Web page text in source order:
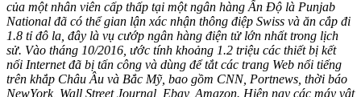
của một nhân viên cấp thấp tại một ngân hàng Ấn Độ là Punjab
National đã có thể gian lận xác nhận thông điệp Swiss và ăn cắp đi
1.8 tỉ đô la, đây là vụ cướp ngân hàng điện tử lớn nhất trong lịch
sử. Vào tháng 10/2016, ước tính khoảng 1.2 triệu các thiết bị kết
nối Internet đã bị tấn công và dùng để tắt các trang Web nổi tiếng
trên khắp Châu Âu và Bắc Mỹ, bao gồm CNN, Portnews, thời báo
NewYork, Wall Street Journal, Ebay, Amazon. Hiện nay các máy vật